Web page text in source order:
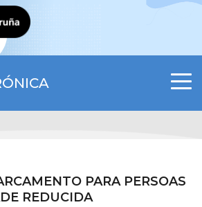
PARA PERSOAS
REDUCIDA